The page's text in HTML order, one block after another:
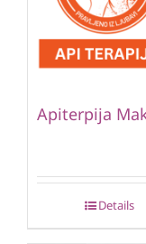
Apiterpija
Details